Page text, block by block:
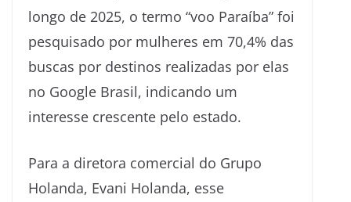
longo de 2025, o termo “voo Paraíba” foi
pesquisado por mulheres em 70,4% das
buscas por destinos realizadas por elas
no Google Brasil, indicando um
interesse crescente pelo estado.
Para a diretora comercial do Grupo
Holanda, Evani Holanda, esse